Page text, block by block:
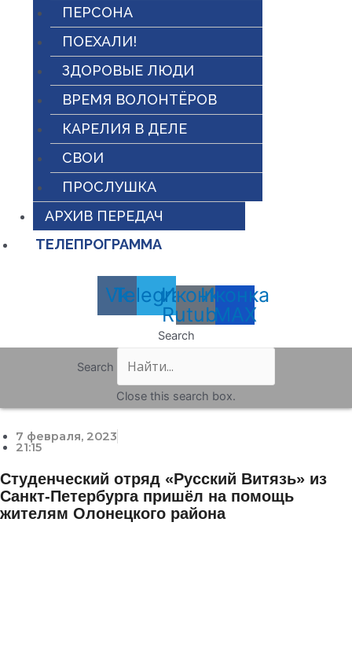
ПЕРСОНА
ПОЕХАЛИ!
ЗДОРОВЫЕ ЛЮДИ
ВРЕМЯ ВОЛОНТЁРОВ
КАРЕЛИЯ В ДЕЛЕ
СВОИ
ПРОСЛУШКА
АРХИВ ПЕРЕДАЧ
ТЕЛЕПРОГРАММА
Vk
Telegram
Иконка
Rutube
Иконка
MAX
Search
Search
Close this search box.
7 февраля, 2023
21:15
Студенческий отряд «Русский Витязь» из
Санкт-Петербурга пришёл на помощь
жителям Олонецкого района